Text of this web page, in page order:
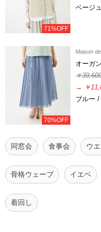
71%OFF
ベージ
70%OFF
Maison
オーガ
￥
→
￥
ブルー /
同窓会 食事会 ウ
骨格ウェーブ イエベ
着回し